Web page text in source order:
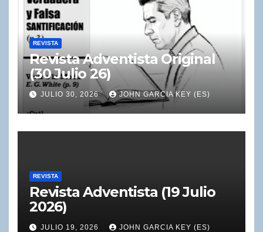
REVISTA
Revista Adventista Original
(30 Julio 26)
JULIO 30, 2026 JOHN GARCIA KEY (ES)
REVISTA
Revista Adventista (19 Julio
2026)
JULIO 19, 2026 JOHN GARCIA KEY (ES)